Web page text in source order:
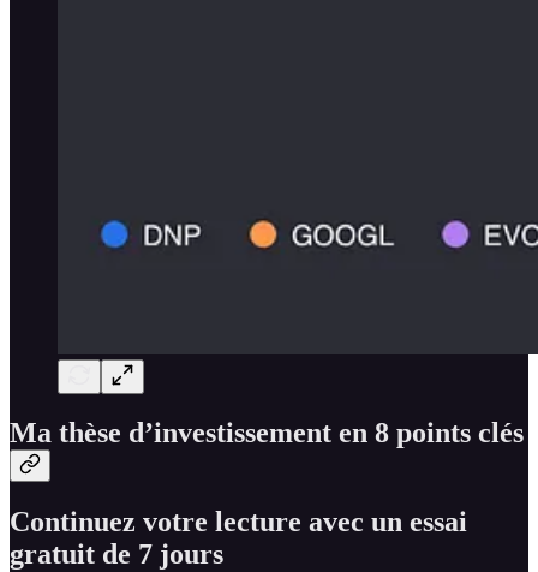
Ma thèse d’investissement en 8 points clés
Continuez votre lecture avec un essai
gratuit de 7 jours